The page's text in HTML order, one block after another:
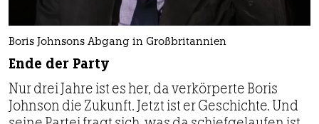
Boris Johnsons Abgang in Großbritannien
Ende der Party
Nur drei Jahre ist es her, da verkörperte Boris
Johnson die Zukunft. Jetzt ist er Geschichte. Und